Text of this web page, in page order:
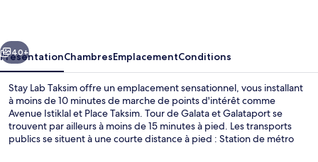
Suivant
40+
PrésentationChambresEmplacementConditions
Stay Lab Taksim offre un emplacement sensationnel, vous installant
à moins de 10 minutes de marche de points d'intérêt comme
Avenue Istiklal et Place Taksim. Tour de Galata et Galataport se
trouvent par ailleurs à moins de 15 minutes à pied. Les transports
publics se situent à une courte distance à pied : Station de métro